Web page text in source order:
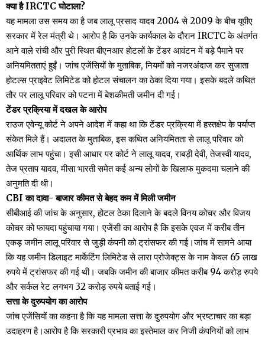
क्या है IRCTC घोटाला?
यह मामला उस समय का है जब लालू प्रसाद यादव 2004 से 2009 के बीच यूपीए
सरकार में रेल मंत्री थे। आरोप है कि उनके कार्यकाल के दौरान IRCTC के अंतर्गत
आने वाले रांची और पुरी स्थित बीएनआर होटलों के टेंडर आवंटन में बड़े पैमाने पर
अनियमितताएं हुईं। जांच एजेंसियों के मुताबिक, नियमों को नजरअंदाज कर सुजाता
होटल्स प्राइवेट लिमिटेड को होटल संचालन का ठेका दिया गया। इसके बदले कथित
तौर पर लालू परिवार को पटना में बेशकीमती जमीन दी गई।
टेंडर प्रक्रिया में दखल के आरोप
राउज एवेन्यू कोर्ट ने अपने आदेश में कहा था कि टेंडर प्रक्रिया में हस्तक्षेप के पर्याप्त
संकेत मिले हैं। अदालत के मुताबिक, इस कथित अनियमितता से लालू परिवार को
आर्थिक लाभ पहुंचा। इसी आधार पर कोर्ट ने लालू यादव, राबड़ी देवी, तेजस्वी यादव,
तेज प्रताप यादव, मीसा भारती समेत कई अन्य लोगों के खिलाफ मुकदमा चलाने की
अनुमति दी थी।
CBI का दावा- बाजार कीमत से बेहद कम में मिली जमीन
सीबीआई की जांच के अनुसार, होटल ठेका दिलाने के बदले विनय कोचर और विजय
कोचर को फायदा पहुंचाया गया। एजेंसी का आरोप है कि इसके एवज में करीब तीन
एकड़ जमीन लालू परिवार से जुड़ी कंपनी को ट्रांसफर की गई।जांच में सामने आया
कि यह जमीन डिलाइट मार्केटिंग लिमिटेड से लारा प्रोजेक्ट्स के नाम केवल 65 लाख
रुपये में ट्रांसफर की गई थी। जबकि जमीन की बाजार कीमत करीब 94 करोड़ रुपये
और सर्कल रेट लगभग 32 करोड़ रुपये बताई गई।
सत्ता के दुरुपयोग का आरोप
जांच एजेंसियों का कहना है कि यह मामला सत्ता के दुरुपयोग और भ्रष्टाचार का बड़ा
उदाहरण है।आरोप है कि सरकारी प्रभाव का इस्तेमाल कर निजी कंपनियों को लाभ